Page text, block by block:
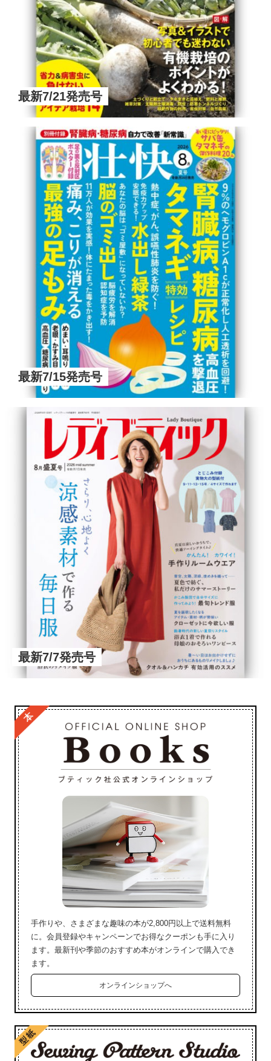
最新7/21発売号
最新7/15発売号
最新7/7発売号
手作りや、さまざまな趣味の本が2,800円以上で送料無料
に。会員登録やキャンペーンでお得なクーポンも手に入り
ます。最新刊や季節のおすすめ本がオンラインで購入でき
ます。
オンラインショップへ